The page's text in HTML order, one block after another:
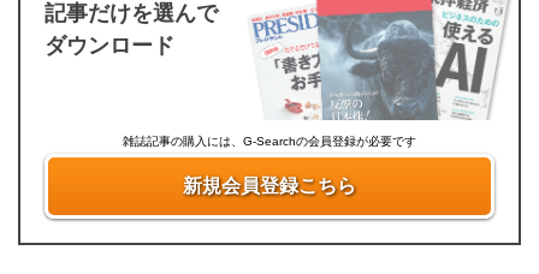
記事だけを選んで
ダウンロード
雑誌記事の購入には、G-Searchの会員登録が必要です
新規会員登録こちら